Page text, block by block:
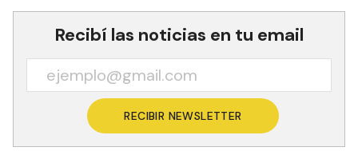
Recibí las noticias en tu email
RECIBIR NEWSLETTER